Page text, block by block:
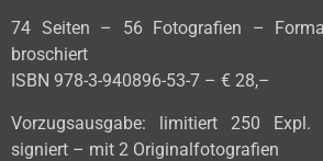
74 Seiten – 56 Fotografien –
broschiert
ISBN 978-3-940896-53-7 – € 28,–
Vorzugsausgabe: limitiert 250
signiert – mit 2 Originalfotografien